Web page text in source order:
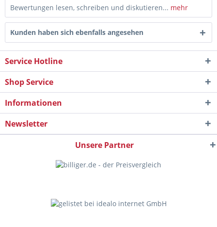
Bewertungen lesen, schreiben und diskutieren... mehr
Kunden haben sich ebenfalls angesehen
Service Hotline
Shop Service
Informationen
Newsletter
Unsere Partner